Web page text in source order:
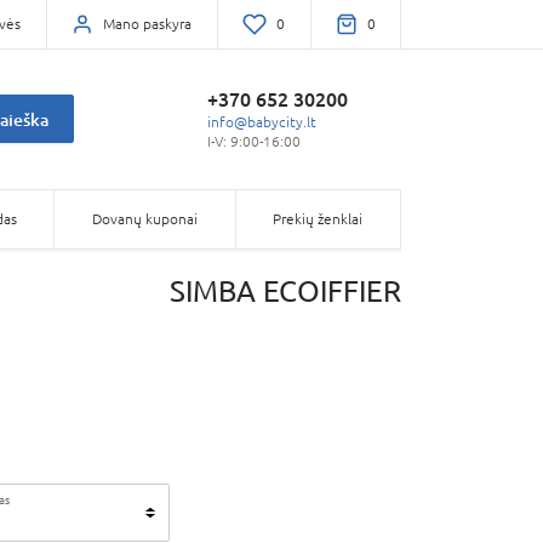
Mano paskyra 0 0
+370 652 30200
info@babycity.lt
I-V: 9:00-16:00
Dovanų kuponai Prekių ženklai
SIMBA ECOIFFIER